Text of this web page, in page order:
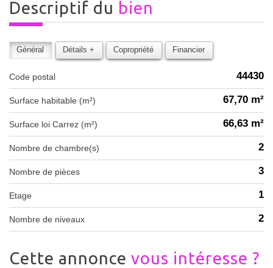
descriptif du bien
Général Détails + Copropriété Financier
Code postal 44430
Surface habitable (m²) 67,70 m²
Surface loi Carrez (m²) 66,63 m²
Nombre de chambre(s) 2
Nombre de pièces 3
Etage 1
Nombre de niveaux 2
cette annonce vous intéresse ?